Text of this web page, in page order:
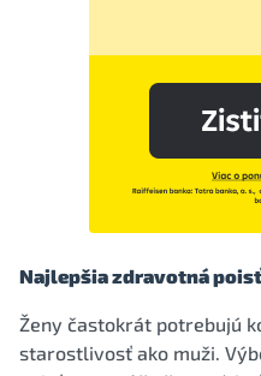
Najlepšia zdravotná
Ženy častokrát potrebujú
starostlivosť ako muži.